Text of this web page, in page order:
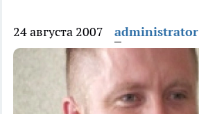
24 августа 2007 administrator